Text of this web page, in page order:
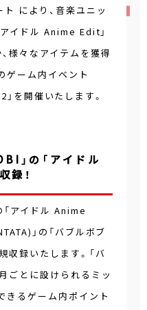
により、音楽ユニッ
アイドル Anime Edit」
様々なアイテムを獲得
ゲーム内イベント
を開催いたします。
」の「アイドル
！
「アイドル Anime
」の「バブルボブ
収録いたします。「バ
ごとに設けられるミッ
きるゲーム内ポイント